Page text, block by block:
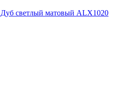
светлый матовый ALX1020